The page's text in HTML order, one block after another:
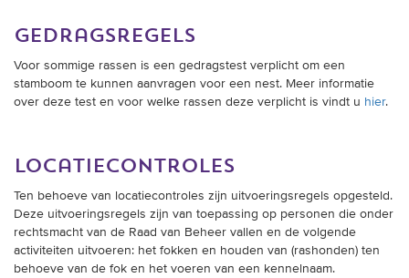
Vacatures
gedragsregels
Voor sommige rassen is een gedragstest verplicht om een
stamboom te kunnen aanvragen voor een nest. Meer informatie
over deze test en voor welke rassen deze verplicht is vindt u hier.
locatiecontroles
Ten behoeve van locatiecontroles zijn uitvoeringsregels opgesteld.
Deze uitvoeringsregels zijn van toepassing op personen die onder
rechtsmacht van de Raad van Beheer vallen en de volgende
activiteiten uitvoeren: het fokken en houden van (rashonden) ten
behoeve van de fok en het voeren van een kennelnaam.